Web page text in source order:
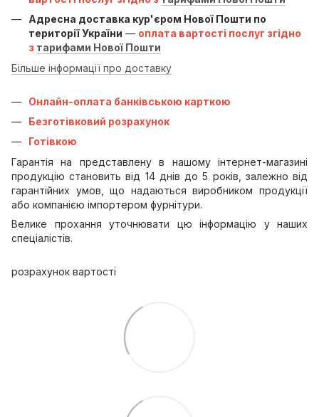
Адресна доставка кур'єром Нової Пошти по
території України — оплата вартості послуг згідно
з тарифами Нової Пошти
Більше інформації про доставку
Онлайн-оплата банківською карткою
Безготівковий розрахунок
Готівкою
Гарантія на представлену в нашому інтернет-магазині
продукцію становить від 14 днів до 5 років, залежно від
гарантійних умов, що надаються виробником продукції
або компанією імпортером фурнітури.
Велике прохання уточнювати цю інформацію у наших
спеціалістів.
розрахунок вартості